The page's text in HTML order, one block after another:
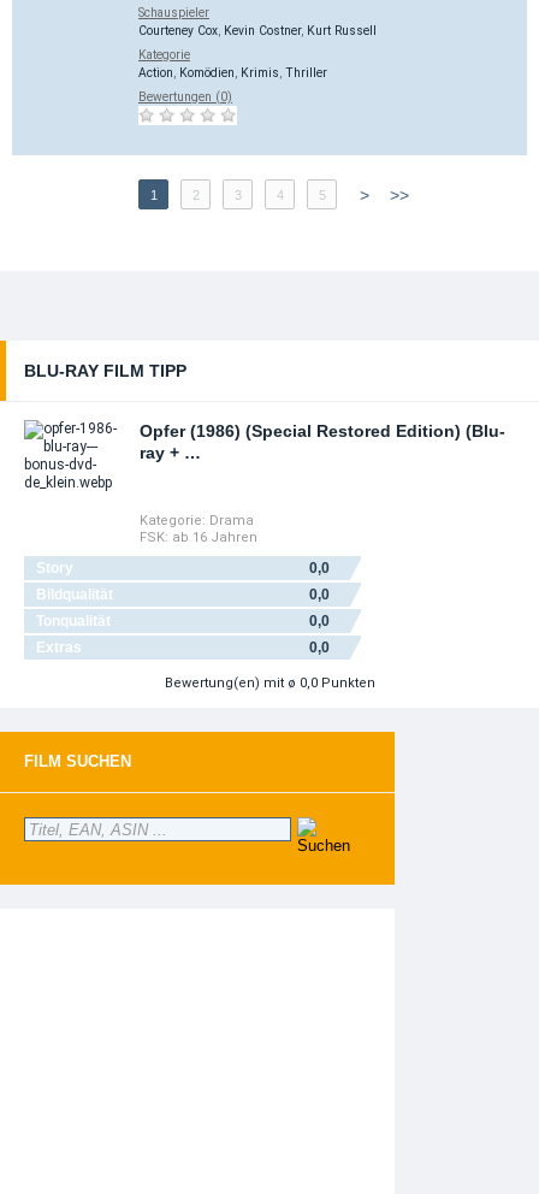
Schauspieler
Courteney Cox
Kevin Costner, Kurt Russell
Kategorie
Action
Komödien Krimis Thriller
Bewertungen (0)
1 2 3 4 5 > >>
BLU-RAY FILM TIPP
Opfer (1986) (Special Restored Edition) (Blu-
ray + …
Kategorie: Drama
FSK: ab 16 Jahren
Story
0,0
Bildqualität
0,0
Tonqualität
0,0
Extras
0,0
Bewertung(en) mit ø 0,0 Punkten
FILM SUCHEN